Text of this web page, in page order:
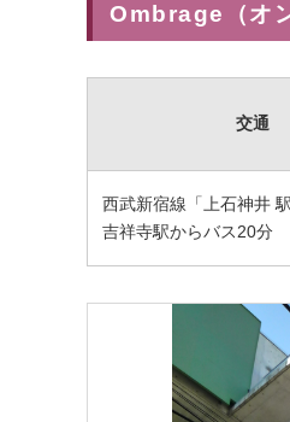
Ombrage（オ
交通
西武新宿線「上石神井
吉祥寺駅からバス20分